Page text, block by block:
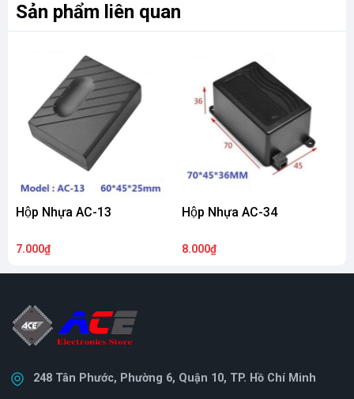
Sản phẩm liên quan
Hộp Nhựa AC-13
7.000₫
Hộp Nhựa AC-34
8.000₫
248 Tân Phước, Phường 6, Quận 10, TP. Hồ Chí Minh